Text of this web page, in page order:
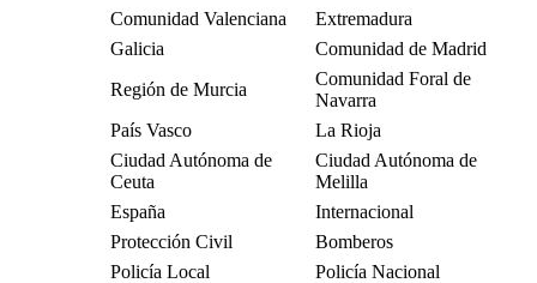
Comunidad Valenciana
Extremadura
Galicia
Comunidad de Madrid
Región de Murcia
Comunidad Foral de
Navarra
País Vasco
La Rioja
Ciudad Autónoma de
Ceuta
Ciudad Autónoma de
Melilla
España
Internacional
Protección Civil
Bomberos
Policía Local
Policía Nacional